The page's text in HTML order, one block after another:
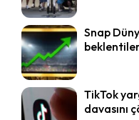
Snap
TikTok
davasını